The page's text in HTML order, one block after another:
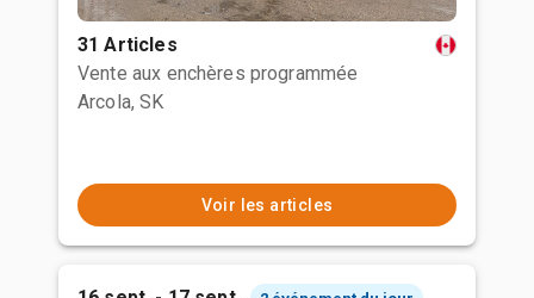
31 Articles
Vente aux enchères programmée
Arcola, SK
Voir les articles